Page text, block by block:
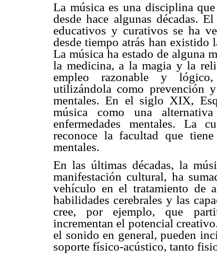
La música es una disciplina
desde hace algunas décadas.
educativos y curativos se ha
desde tiempo atrás han existido
La música ha estado de alguna
la medicina, a la magia y la
empleo razonable y lógico,
utilizándola como prevención
mentales. En el siglo XIX,
música como una
enfermedades mentales. La
reconoce la facultad que
mentales.
En las últimas décadas, la
manifestación cultural, ha
vehículo en el tratamiento de
habilidades cerebrales y las
cree, por ejemplo, que
incrementan el potencial
el sonido en general, pueden
soporte físico-acústico, tanto